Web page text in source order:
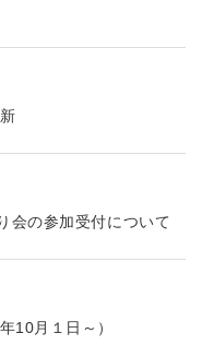
会の参加受付について
10月１日～）